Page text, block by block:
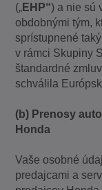
(„EHP“) a nie sú
obdobnými tým,
sprístupnené
v rámci Skupiny
štandardné
schválila
(b) Prenosy
Honda
Vaše osobné
predajcami a